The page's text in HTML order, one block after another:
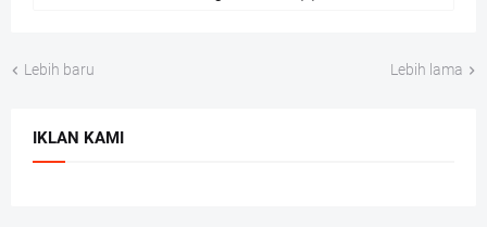
Lebih baru Lebih lama
IKLAN KAMI